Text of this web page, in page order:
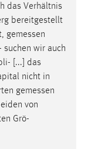
das Verhältnis
bereitgestellt
gemessen
suchen wir auch
[...] das
nicht in
gemessen
von
Grö-